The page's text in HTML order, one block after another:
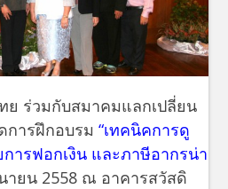
ย ร่วมกับสมาคมแลกเปลี่ยน
การฝึกอบรม“เทคนิคการดู
ารฟอกเงิน และภาษีอากรน่า
ายน 2558 ณ อาคารสวัสดิ